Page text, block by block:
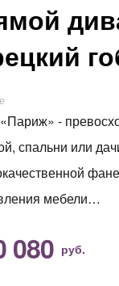
-
спальни или
мебели…
080 руб.